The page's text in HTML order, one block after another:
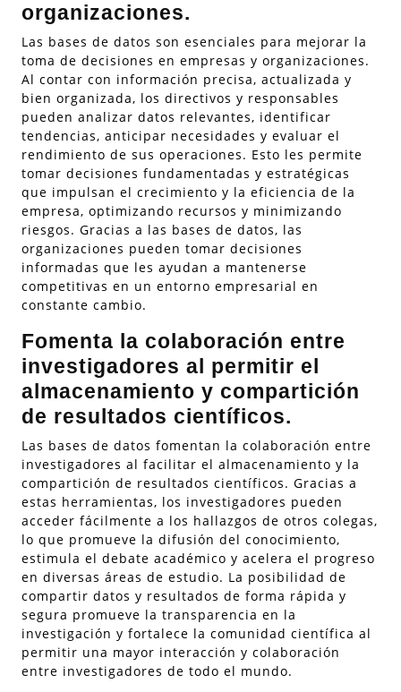
organizaciones.
Las bases de datos son esenciales para mejorar la
toma de decisiones en empresas y organizaciones.
Al contar con información precisa, actualizada y
bien organizada, los directivos y responsables
pueden analizar datos relevantes, identificar
tendencias, anticipar necesidades y evaluar el
rendimiento de sus operaciones. Esto les permite
tomar decisiones fundamentadas y estratégicas
que impulsan el crecimiento y la eficiencia de la
empresa, optimizando recursos y minimizando
riesgos. Gracias a las bases de datos, las
organizaciones pueden tomar decisiones
informadas que les ayudan a mantenerse
competitivas en un entorno empresarial en
constante cambio.
Fomenta la colaboración entre
investigadores al permitir el
almacenamiento y compartición
de resultados científicos.
Las bases de datos fomentan la colaboración entre
investigadores al facilitar el almacenamiento y la
compartición de resultados científicos. Gracias a
estas herramientas, los investigadores pueden
acceder fácilmente a los hallazgos de otros colegas,
lo que promueve la difusión del conocimiento,
estimula el debate académico y acelera el progreso
en diversas áreas de estudio. La posibilidad de
compartir datos y resultados de forma rápida y
segura promueve la transparencia en la
investigación y fortalece la comunidad científica al
permitir una mayor interacción y colaboración
entre investigadores de todo el mundo.